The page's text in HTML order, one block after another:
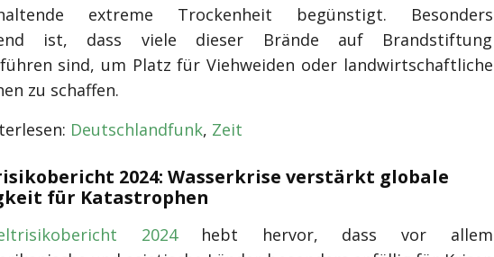
extreme Trockenheit begünstigt. Besonders
ist, dass viele dieser Brände auf Brandstiftung
sind, um Platz für Viehweiden oder landwirtschaftliche
zu schaffen.
Deutschlandfunk, Zeit
2024: Wasserkrise verstärkt globale
für Katastrophen
2024hebt hervor, dass vor allem